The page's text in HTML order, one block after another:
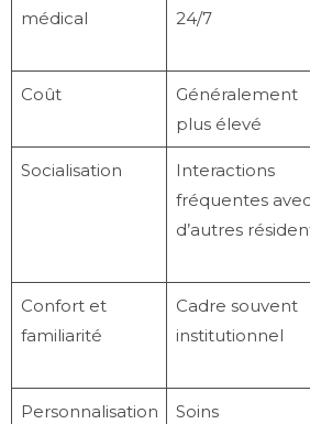
médical
24/7
Coût
Généralement
plus élevé
Socialisation
Interactions
fréquentes avec
d’autres
Confort et
familiarité
Cadre souvent
institutionnel
Personnalisation
Soins